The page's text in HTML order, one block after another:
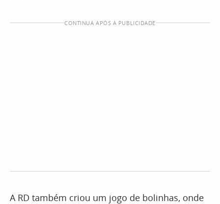
CONTINUA APÓS A PUBLICIDADE
A RD também criou um jogo de bolinhas, onde